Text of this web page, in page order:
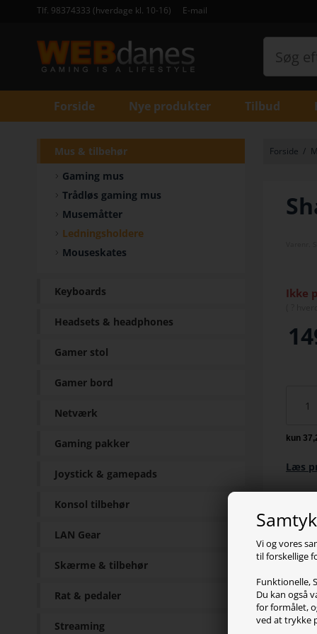
Vi og vores
til forskellige
Funktionelle,
Du kan også
for formålet,
ved at trykke
Tlf. 98374333 (hverdage kl. 10-16) E-mail
Forside Nye produkter Tilbud
Forside /
Ikke
Læs
Mus & tilbehør
Gaming mus
Trådløs gaming mus
Musemåtter
Ledningsholdere
Mouseskates
Keyboards
Headsets & headphones
Gamer stol
Gamer bord
Netværk
Gaming pakker
Joystick & gamepads
Konsol tilbehør
LAN Gear
Skærme & tilbehør
Rat & pedaler
Streaming